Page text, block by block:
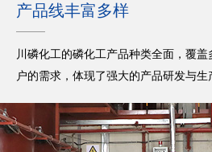
产品线丰富多样
川磷化工的磷化工产品种类全面，覆
户的需求，体现了强大的产品研发与生